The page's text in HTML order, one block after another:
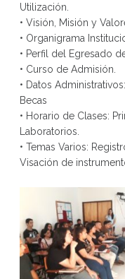
Utilización.
• Visión, Misión y
• Organigrama
• Perfil del Egresado
• Curso de Admisión.
• Datos
Becas
• Horario de Clases:
Laboratorios.
• Temas Varios:
Visación de